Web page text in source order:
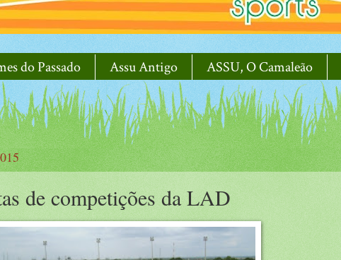
do Passado Assu Antigo ASSU, O Camaleão
de competições da LAD